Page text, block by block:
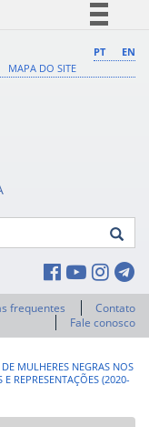
Comunica BR
PT
EN
MAPA DO SITE
frequentes
Contato
Fale conosco
MULHERES NEGRAS NOS
REPRESENTAÇÕES (2020-